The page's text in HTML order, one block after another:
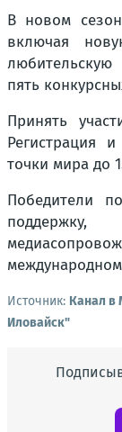
В новом
включая
пять
Принять
Регистрация
точки мира до
Победители
поддержку,
Источник: Канал в
Иловайск"